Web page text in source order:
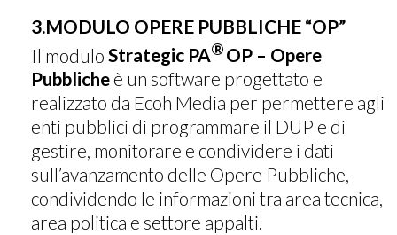
3.MODULO OPERE PUBBLICHE “OP”
Il modulo Strategic PA®OP – Opere
Pubbliche è un software progettato e
realizzato da Ecoh Media per permettere agli
enti pubblici di programmare il DUP e di
gestire, monitorare e condividere i dati
sull’avanzamento delle Opere Pubbliche,
condividendo le informazioni tra area tecnica,
area politica e settore appalti.